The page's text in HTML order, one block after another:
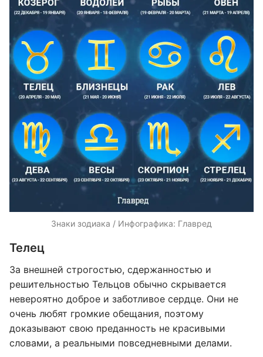
Знаки зодиака / Инфографика: Главред
Телец
За внешней строгостью, сдержанностью и
решительностью Тельцов обычно скрывается
невероятно доброе и заботливое сердце. Они не
очень любят громкие обещания, поэтому
доказывают свою преданность не красивыми
словами, а реальными повседневными делами.